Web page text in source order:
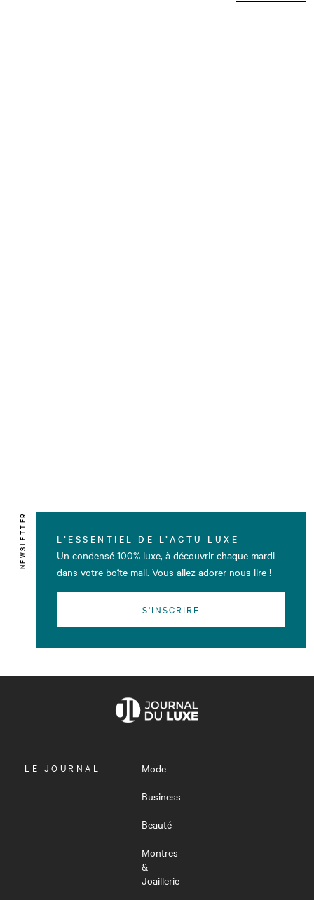
NEWSLETTER L’ESSENTIEL DE L’ACTU LUXE
Un condensé 100% luxe, à découvrir chaque mardi
dans votre boîte mail. Vous allez adorer nous lire !
S'INSCRIRE
OUVRIR
LE JOURNAL
Mode
Business
Beauté
Montres
&
Joaillerie